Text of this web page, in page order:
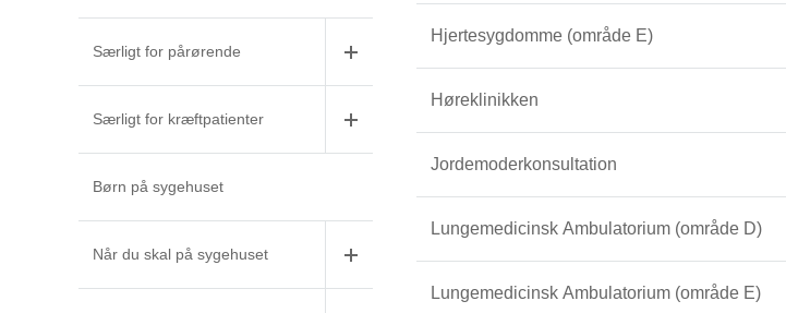
Særligt for pårørende
Særligt for kræftpatienter
Børn på sygehuset
Når du skal på sygehuset
Hjertesygdomme (område E)
Høreklinikken
Jordemoderkonsultation
Lungemedicinsk Ambulatorium (område D)
Lungemedicinsk Ambulatorium (område E)